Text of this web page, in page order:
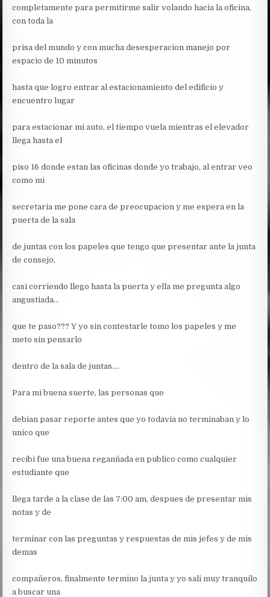
completamente para permitirme salir volando hacia la oficina,
con toda la
prisa del mundo y con mucha desesperacion manejo por
espacio de 10 minutos
hasta que logro entrar al estacionamiento del edificio y
encuentro lugar
para estacionar mi auto, el tiempo vuela mientras el elevador
llega hasta el
piso 16 donde estan las oficinas donde yo trabajo, al entrar veo
como mi
secretaria me pone cara de preocupacion y me espera en la
puerta de la sala
de juntas con los papeles que tengo que presentar ante la junta
de consejo,
casi corriendo llego hasta la puerta y ella me pregunta algo
angustiada…
que te paso??? Y yo sin contestarle tomo los papeles y me
meto sin pensarlo
dentro de la sala de juntas….
Para mi buena suerte, las personas que
debian pasar reporte antes que yo todavia no terminaban y lo
unico que
recibi fue una buena reganñada en publico como cualquier
estudiante que
llega tarde a la clase de las 7:00 am, despues de presentar mis
notas y de
terminar con las preguntas y respuestas de mis jefes y de mis
demas
compañeros, finalmente termino la junta y yo sali muy tranquilo
a buscar una